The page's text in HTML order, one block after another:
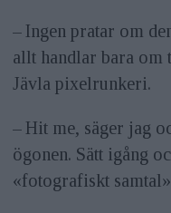
– Ingen pratar om
allt handlar bara om
Jävla pixelrunkeri.
– Hit me, säger jag
ögonen. Sätt igång
«fotografiskt